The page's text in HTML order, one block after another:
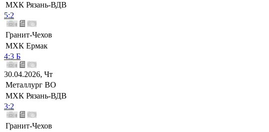
МХК Рязань-ВДВ
5:2
Гранит-Чехов
МХК Ермак
4:3 Б
30.04.2026, Чт
Металлург ВО
МХК Рязань-ВДВ
3:2
Гранит-Чехов